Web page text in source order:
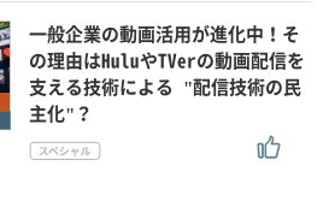
一般企業の動画活用が進化中！そ
の理由はHuluやTVerの動画配信を
支える技術による "配信技術の民
主化"？